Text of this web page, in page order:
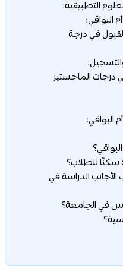
البواقي:
في درجة
درجات الماجستير
البواقي:
الدراسة في